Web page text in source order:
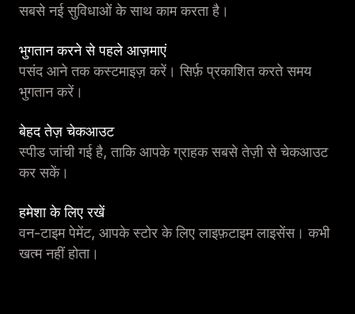
सबसे नई सुविधाओं के साथ काम करता है।
भुगतान करने से पहले आज़माएं
पसंद आने तक कस्टमाइज़ करें। सिर्फ़ प्रकाशित करते समय
भुगतान करें।
बेहद तेज़ चेकआउट
स्पीड जांची गई है, ताकि आपके ग्राहक सबसे तेज़ी से चेकआउट
कर सकें।
हमेशा के लिए रखें
वन-टाइम पेमेंट, आपके स्टोर के लिए लाइफ़टाइम लाइसेंस। कभी
खत्म नहीं होता।